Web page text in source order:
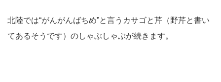
北陸では“がんがんばちめ”と言うカサゴと芹（野芹と書い
てあるそうです）のしゃぶしゃぶが続きます。